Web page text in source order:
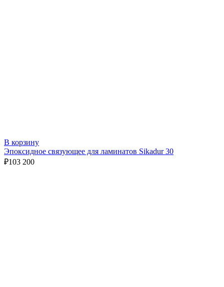
В корзину
Эпоксидное связующее для ламинатов Sikadur 30
₽103 200